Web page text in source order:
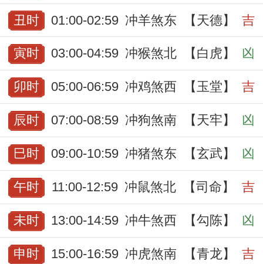
丑时 01:00-02:59 冲羊煞东 【天德】 吉
寅时 03:00-04:59 冲猴煞北 【白虎】 凶
卯时 05:00-06:59 冲鸡煞西 【玉堂】 吉
辰时 07:00-08:59 冲狗煞南 【天牢】 凶
巳时 09:00-10:59 冲猪煞东 【玄武】 凶
午时 11:00-12:59 冲鼠煞北 【司命】 吉
未时 13:00-14:59 冲牛煞西 【勾陈】 凶
申时 15:00-16:59 冲虎煞南 【青龙】 吉